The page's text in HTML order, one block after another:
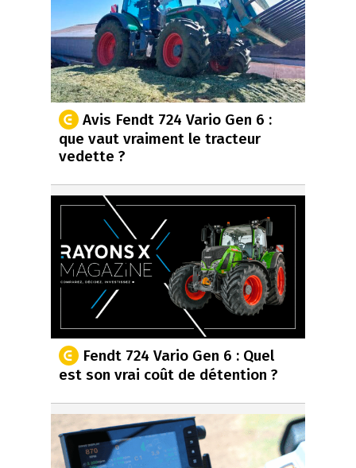
Avis Fendt 724 Vario Gen 6 :
que vaut vraiment le tracteur
vedette ?
Fendt 724 Vario Gen 6 : Quel
est son vrai coût de détention ?